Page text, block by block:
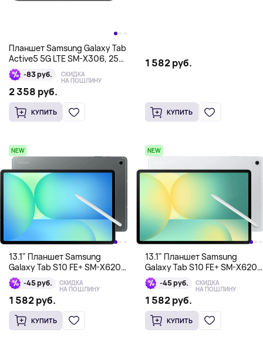
Планшет Samsung Galaxy Tab
Active5 5G LTE SM-X306, 256
Гб -83 руб. СКИДКА
НА ПОШЛИНУ
2 358 руб.
КУПИТЬ
1 582 руб.
КУПИТЬ
NEW
13.1" Планшет Samsung
Galaxy Tab S10 FE+ SM-X620
8/128 Гб, серый
-45 руб. СКИДКА
НА ПОШЛИНУ
1 582 руб.
КУПИТЬ
NEW
13.1" Планшет Samsung
Galaxy Tab S10 FE+ SM-X620
8/128 Гб, серебристый
-45 руб. СКИДКА
НА ПОШЛИНУ
1 582 руб.
КУПИТЬ